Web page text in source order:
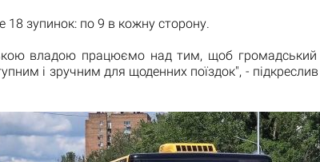
18 зупинок: по 9 в кожну сторону.
владою працюємо над тим, щоб громадський
і зручним для щоденних поїздок", -